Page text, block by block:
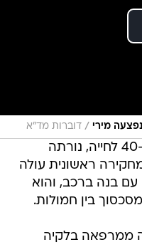
מירי / דוברות מד"א
זיינב א-צאנע, אישה בשנות ה-40 לחייה, נורתה
ראשונית עולה
בנה ברכב, והוא
בין חמולות.
ממרפאה בלקיה